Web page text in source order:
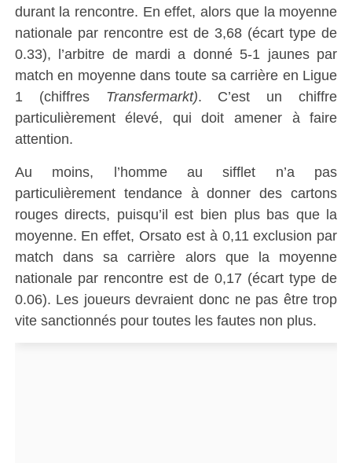
durant la rencontre. En effet, alors que la moyenne
nationale par rencontre est de 3,68 (écart type de
0.33), l’arbitre de mardi a donné 5-1 jaunes par
match en moyenne dans toute sa carrière en Ligue
1 (chiffres Transfermarkt). C’est un chiffre
particulièrement élevé, qui doit amener à faire
attention.
Au moins, l’homme au sifflet n’a pas
particulièrement tendance à donner des cartons
rouges directs, puisqu’il est bien plus bas que la
moyenne. En effet, Orsato est à 0,11 exclusion par
match dans sa carrière alors que la moyenne
nationale par rencontre est de 0,17 (écart type de
0.06). Les joueurs devraient donc ne pas être trop
vite sanctionnés pour toutes les fautes non plus.